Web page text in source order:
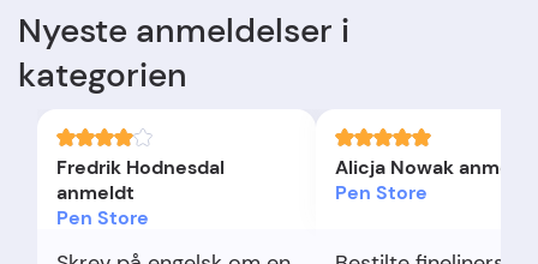
Nyeste anmeldelser i
kategorien
Fredrik Hodnesdal
anmeldt
Pen Store
Alicja Nowak anmeldt
Pen Store